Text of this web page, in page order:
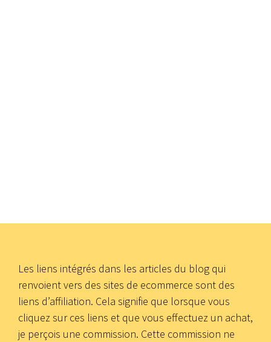
Les liens intégrés dans les articles du blog qui
renvoient vers des sites de ecommerce sont des
liens d’affiliation. Cela signifie que lorsque vous
cliquez sur ces liens et que vous effectuez un achat,
je perçois une commission. Cette commission ne